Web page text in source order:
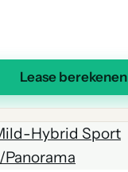
Lease berekenen